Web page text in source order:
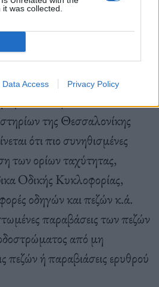
was collected.
Data Access Privacy Policy
της Θεσσαλονίκης
ότι πιο συνηθισμένες
των ορίων ταχύτητας,
Οδικής Κυκλοφορίας,
οδηγών και πεζών κ.ά.
παραβάσεις των πεζών
από μη
πεζών ή παραβιάσεις ερυθρού